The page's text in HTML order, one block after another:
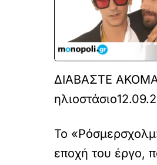
ΔΙΑΒΑΣΤΕ
ηλιοστάσιο
Το
εποχή του έργο,